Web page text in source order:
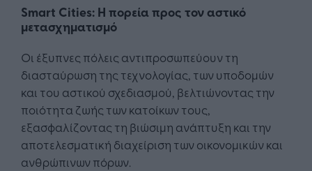
Smart Cities: Η πορεία προς τον αστικό
μετασχηματισμό
Οι έξυπνες πόλεις αντιπροσωπεύουν τη
διασταύρωση της τεχνολογίας, των υποδομών
και του αστικού σχεδιασμού, βελτιώνοντας την
ποιότητα ζωής των κατοίκων τους,
εξασφαλίζοντας τη βιώσιμη ανάπτυξη και την
αποτελεσματική διαχείριση των οικονομικών και
ανθρώπινων πόρων.